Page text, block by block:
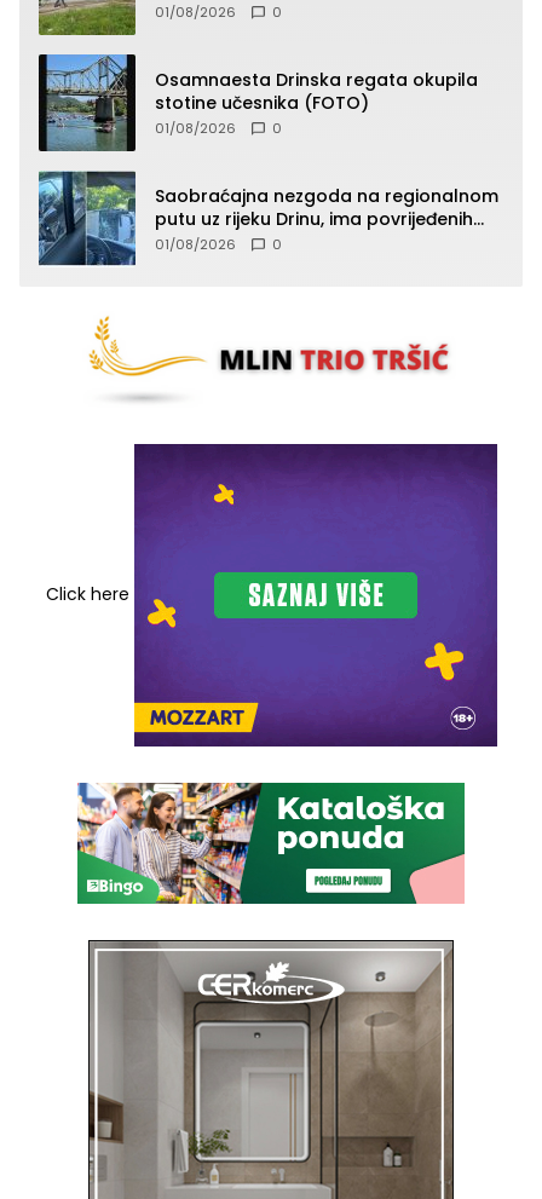
vatru (FOTO)
01/08/2026 0
Osamnaesta Drinska regata okupila
stotine učesnika (FOTO)
01/08/2026 0
Saobraćajna nezgoda na regionalnom
putu uz rijeku Drinu, ima povrijeđenih
lica (FOTO)
01/08/2026 0
Click here